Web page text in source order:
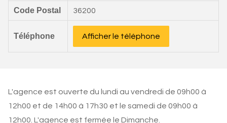
Code Postal 36200
Téléphone Afficher le téléphone
L'agence est ouverte du lundi au vendredi de 09h00 à
12h00 et de 14h00 à 17h30 et le samedi de 09h00 à
12h00. L'agence est fermée le Dimanche.